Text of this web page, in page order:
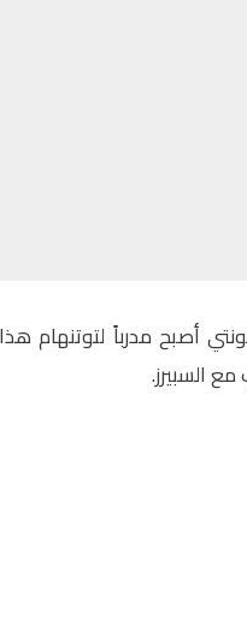
أصبح مدرباً لتوتنهام
السبيرز.